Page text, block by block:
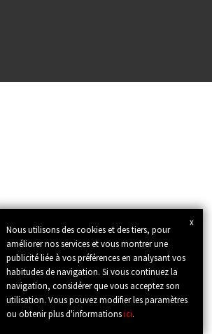
x
Nous utilisons des cookies et des tiers, pour
améliorer nos services et vous montrer une
publicité liée à vos préférences en analysant vos
habitudes de navigation. Si vous continuez la
navigation, considérer que vous acceptez son
utilisation. Vous pouvez modifier les paramètres
ou obtenir plus d'informationsici.